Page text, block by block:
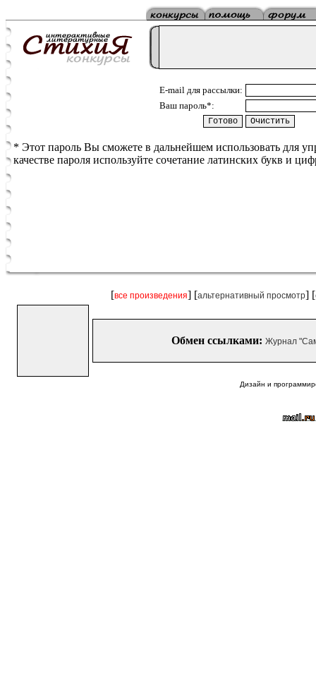
E-mail для рассылки:
Ваш пароль*:
* Этот пароль Вы сможете в дальнейшем использовать для
качестве пароля используйте сочетание латинских букв и
[все произведения] [альтернативный просмотр] [
Обмен ссылками: Журнал
Дизайн и